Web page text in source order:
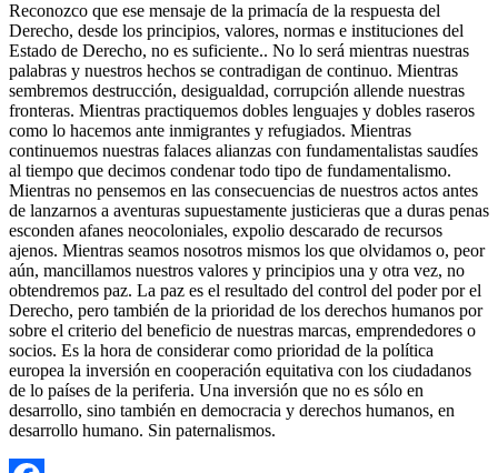
Reconozco que ese mensaje de la primacía de la respuesta del
Derecho, desde los principios, valores, normas e instituciones del
Estado de Derecho, no es suficiente.. No lo será mientras nuestras
palabras y nuestros hechos se contradigan de continuo. Mientras
sembremos destrucción, desigualdad, corrupción allende nuestras
fronteras. Mientras practiquemos dobles lenguajes y dobles raseros
como lo hacemos ante inmigrantes y refugiados. Mientras
continuemos nuestras falaces alianzas con fundamentalistas saudíes
al tiempo que decimos condenar todo tipo de fundamentalismo.
Mientras no pensemos en las consecuencias de nuestros actos antes
de lanzarnos a aventuras supuestamente justicieras que a duras penas
esconden afanes neocoloniales, expolio descarado de recursos
ajenos. Mientras seamos nosotros mismos los que olvidamos o, peor
aún, mancillamos nuestros valores y principios una y otra vez, no
obtendremos paz. La paz es el resultado del control del poder por el
Derecho, pero también de la prioridad de los derechos humanos por
sobre el criterio del beneficio de nuestras marcas, emprendedores o
socios. Es la hora de considerar como prioridad de la política
europea la inversión en cooperación equitativa con los ciudadanos
de lo países de la periferia. Una inversión que no es sólo en
desarrollo, sino también en democracia y derechos humanos, en
desarrollo humano. Sin paternalismos.